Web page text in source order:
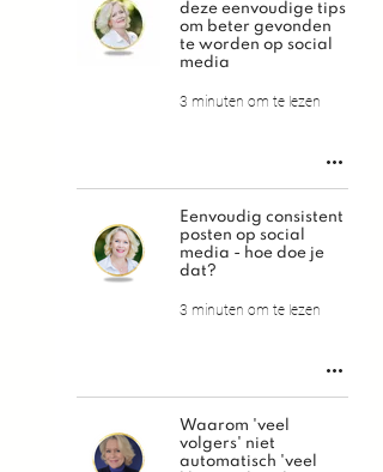
deze eenvoudige tips
om beter gevonden
te worden op social
media
3 minuten om te lezen
Eenvoudig consistent
posten op social
media - hoe doe je
dat?
3 minuten om te lezen
Waarom 'veel
volgers' niet
automatisch 'veel